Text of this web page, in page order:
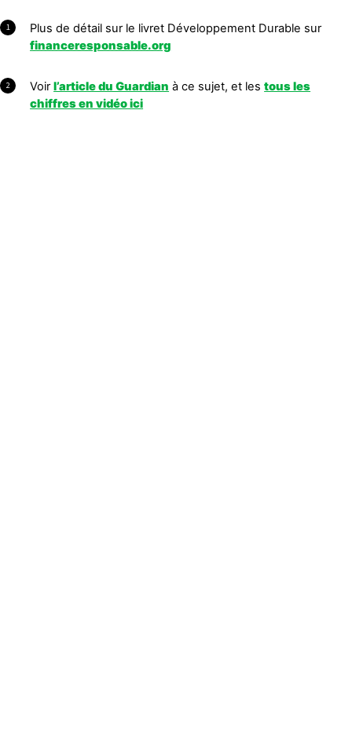
1
Plus de détail sur le livret Développement Durable sur
financeresponsable.org
2 Voirl’article du Guardian à ce sujet, et lestous les
chiffres en vidéo ici